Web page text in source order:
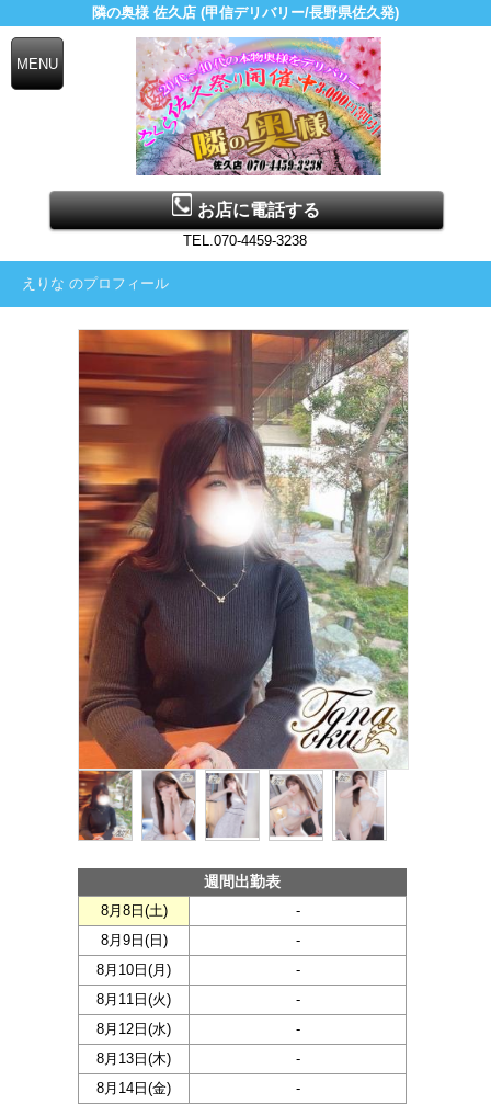
隣の奥様 佐久店 (甲信デリバリー/長野県佐久発)
お店に電話する
TEL.070-4459-3238
えりな のプロフィール
週間出勤表
8月8日(土)
-
8月9日(日 )
-
8月10日(月 )
-
8月11日(火)
-
8月12日(水)
-
8月13日(木)
-
8月14日(金) -